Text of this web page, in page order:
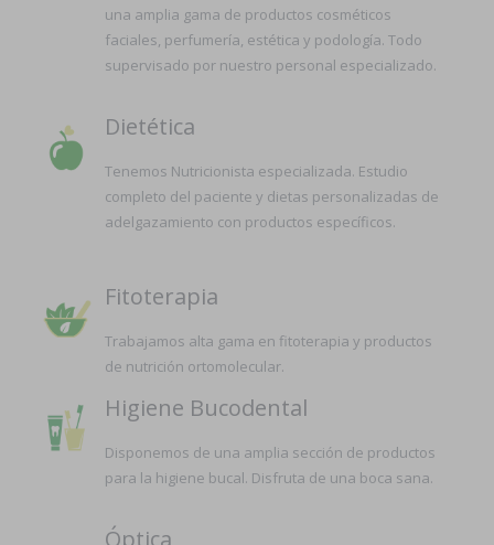
una amplia gama de productos cosméticos
faciales, perfumería, estética y podología. Todo
supervisado por nuestro personal especializado.
Dietética
Tenemos Nutricionista especializada. Estudio
completo del paciente y dietas personalizadas de
adelgazamiento con productos específicos.
Fitoterapia
Trabajamos alta gama en fitoterapia y productos
de nutrición ortomolecular.
Higiene Bucodental
Disponemos de una amplia sección de productos
para la higiene bucal. Disfruta de una boca sana.
Óptica